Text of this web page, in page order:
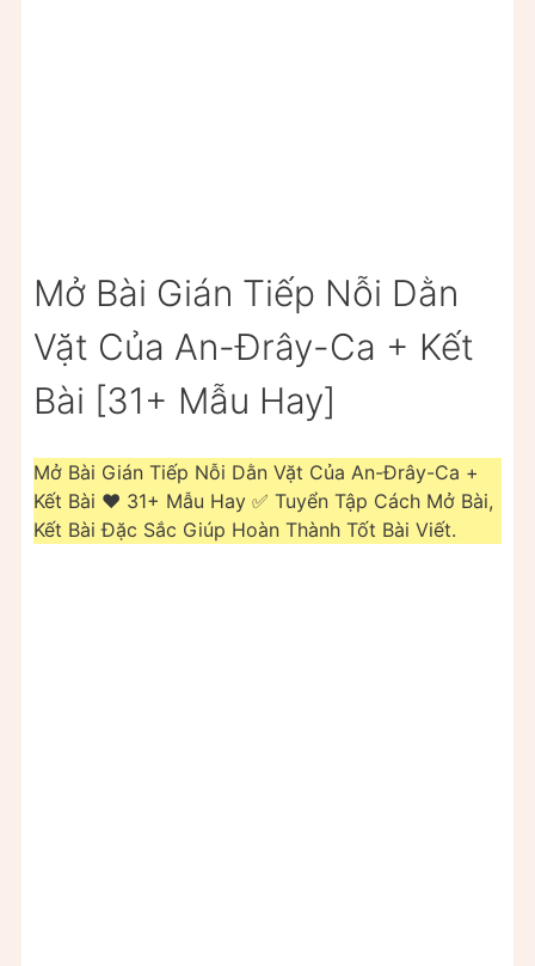
Mở Bài Gián Tiếp Nỗi Dằn
Vặt Của An-Đrây-Ca + Kết
Bài [31+ Mẫu Hay]
Mở Bài Gián Tiếp Nỗi Dằn Vặt Của An-Đrây-Ca +
Kết Bài ❤️️ 31+ Mẫu Hay ✅ Tuyển Tập Cách Mở Bài,
Kết Bài Đặc Sắc Giúp Hoàn Thành Tốt Bài Viết.